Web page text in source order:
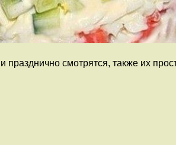
смотрятся, также их